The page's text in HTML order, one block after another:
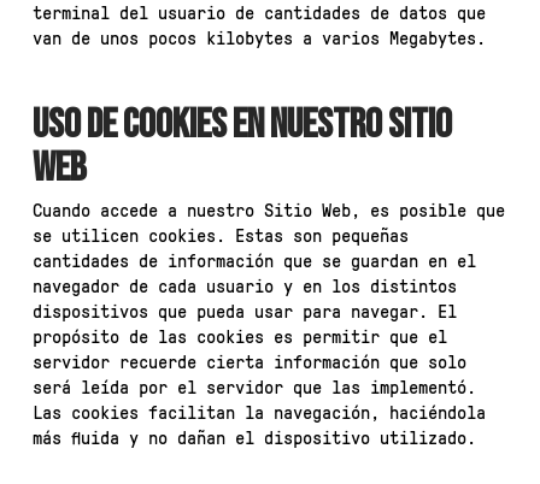
terminal del usuario de cantidades de datos que
van de unos pocos kilobytes a varios Megabytes.
USO DE COOKIES EN NUESTRO SITIO
WEB
Cuando accede a nuestro Sitio Web, es posible que
se utilicen cookies. Estas son pequeñas
cantidades de información que se guardan en el
navegador de cada usuario y en los distintos
dispositivos que pueda usar para navegar. El
propósito de las cookies es permitir que el
servidor recuerde cierta información que solo
será leída por el servidor que las implementó.
Las cookies facilitan la navegación, haciéndola
más fluida y no dañan el dispositivo utilizado.